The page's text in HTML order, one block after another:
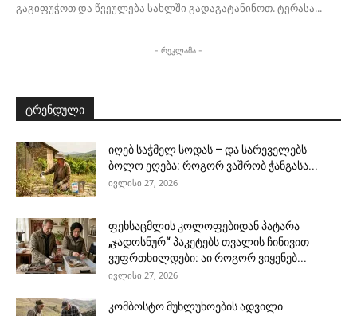
გაგიფუჭოთ და წვეულება სახლში გადაგატანინოთ. ტერასა...
- რეკლამა -
ტრენდული
იღებ საჭმელ სოდას – და სარეველებს
ბოლო ეღება: როგორ ვაშრობ ჭანგასა...
ივლისი 27, 2026
ფეხსაცმლის კოლოფებიდან პატარა
„ჯადოსნურ“ პაკეტებს თვალის ჩინივით
ვუფრთხილდები: აი როგორ ვიყენებ...
ივლისი 27, 2026
კომბოსტო მუხლუხოების ადვილი